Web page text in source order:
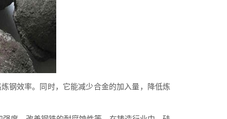
钢效率。同时，它能减少合金的加入量，降低炼